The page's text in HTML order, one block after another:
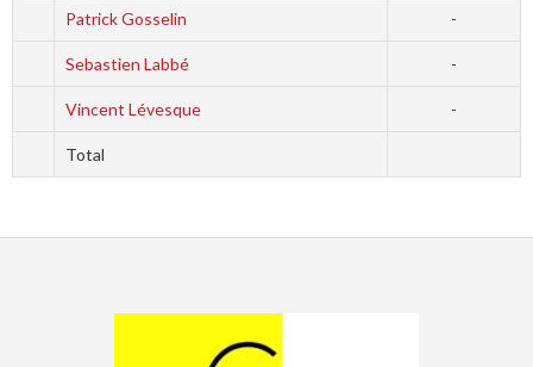
Patrick Gosselin -
Sebastien Labbé -
Vincent Lévesque -
Total